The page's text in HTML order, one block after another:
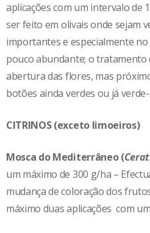
aplicações com um intervalo de
ser feito em olivais onde sejam
importantes e especialmente
pouco abundante; o tratamento
abertura das flores, mas
botões ainda verdes ou já
CITRINOS (exceto limoeiros)
Mosca do Mediterrâneo (
um máximo de 300 g/ha –
mudança de coloração dos
máximo duas aplicações com